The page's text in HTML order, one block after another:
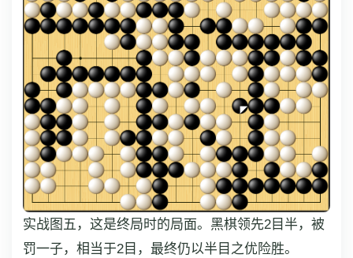
实战图五，这是终局时的局面。黑棋领先2目半，被
罚一子，相当于2目，最终仍以半目之优险胜。